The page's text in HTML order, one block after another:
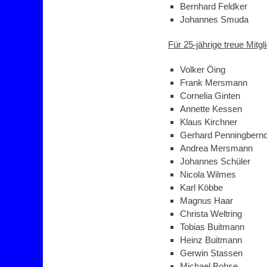
Bernhard Feldker
Johannes Smuda
Für 25-jährige treue
Volker Öing
Frank Mersmann
Cornelia Ginten
Annette Kessen
Klaus Kirchner
Gerhard
Andrea Mersmann
Johannes Schüler
Nicola Wilmes
Karl Köbbe
Magnus Haar
Christa Weltring
Tobias Buitmann
Heinz Buitmann
Gerwin Stassen